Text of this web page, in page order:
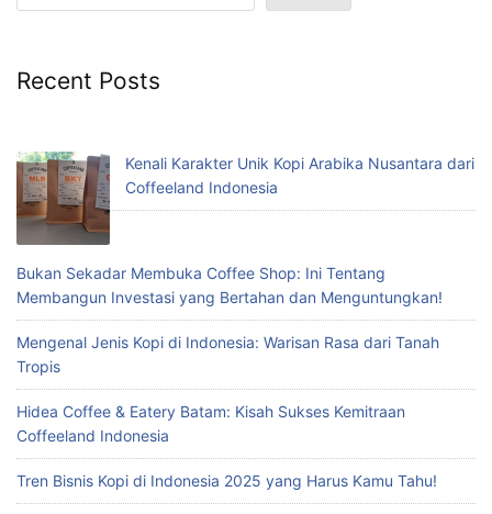
Recent Posts
Kenali Karakter Unik Kopi Arabika Nusantara dari
Coffeeland Indonesia
Bukan Sekadar Membuka Coffee Shop: Ini Tentang
Membangun Investasi yang Bertahan dan Menguntungkan!
Mengenal Jenis Kopi di Indonesia: Warisan Rasa dari Tanah
Tropis
Hidea Coffee & Eatery Batam: Kisah Sukses Kemitraan
Coffeeland Indonesia
Tren Bisnis Kopi di Indonesia 2025 yang Harus Kamu Tahu!